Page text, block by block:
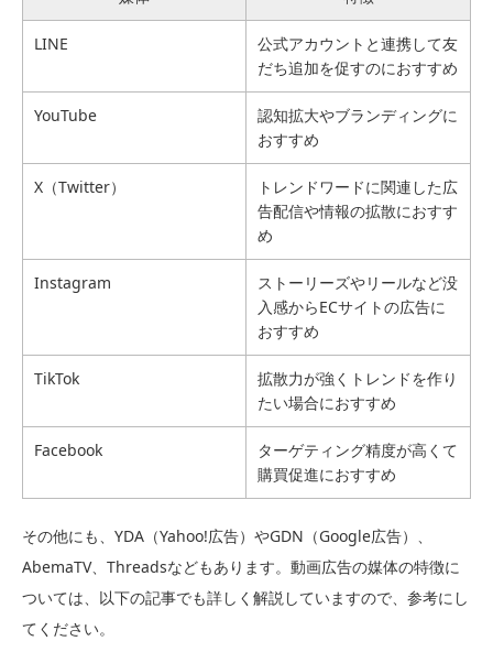
LINE
公式アカウントと連携して友
だち追加を促すのにおすすめ
YouTube
認知拡大やブランディングに
おすすめ
X（Twitter）
トレンドワードに関連した広
告配信や情報の拡散におすす
め
Instagram
ストーリーズやリールなど没
入感からECサイトの広告に
おすすめ
TikTok
拡散力が強くトレンドを作り
たい場合におすすめ
Facebook
ターゲティング精度が高くて
購買促進におすすめ
その他にも、YDA（Yahoo!広告）やGDN（Google広告）、
AbemaTV、Threadsなどもあります。動画広告の媒体の特徴に
ついては、以下の記事でも詳しく解説していますので、参考にし
てください。